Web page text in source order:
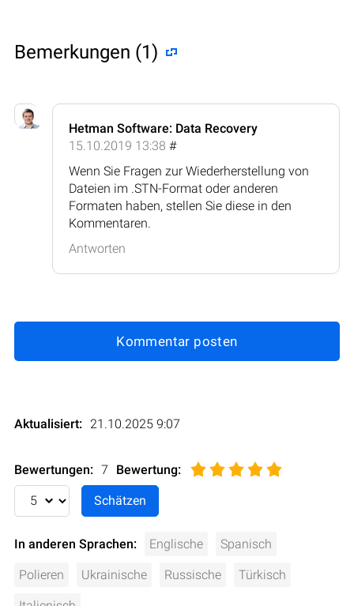
Bemerkungen (1)
Hetman Software: Data Recovery
15.10.2019 13:38 #
Wenn Sie Fragen zur Wiederherstellung von
Dateien im .STN-Format oder anderen
Formaten haben, stellen Sie diese in den
Kommentaren.
Antworten
Kommentar posten
Aktualisiert: 21.10.2025 9:07
Bewertungen: 7 Bewertung:
In anderen Sprachen: Englische Spanisch
Polieren Ukrainische Russische Türkisch